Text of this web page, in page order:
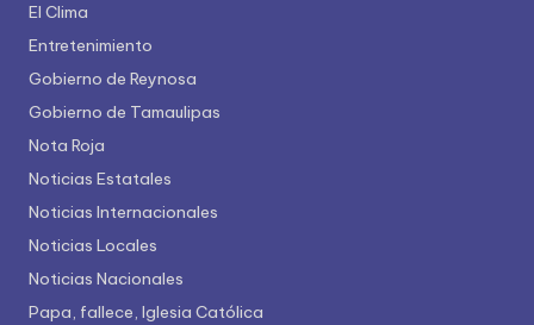
El Clima
Entretenimiento
Gobierno de Reynosa
Gobierno de Tamaulipas
Nota Roja
Noticias Estatales
Noticias Internacionales
Noticias Locales
Noticias Nacionales
Papa, fallece, Iglesia Católica